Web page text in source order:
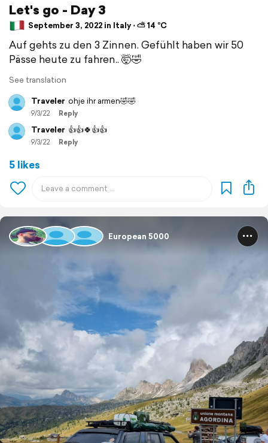
Let's go - Day 3
September 3, 2022 in Italy ⋅ ⛅ 14 °C
Auf gehts zu den 3 Zinnen. Gefühlt haben wir 50
Pässe heute zu fahren.. 🤯🤣
See translation
Traveler ohje ihr armen🤣🤣
9/3/22 Reply
Traveler 👍👍🍀👍👍
9/3/22 Reply
5 likes
European 5000